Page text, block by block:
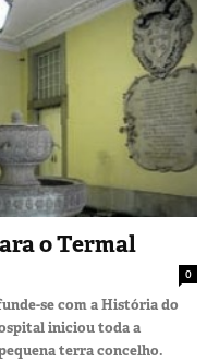
o Termal
0
se com a História do
iniciou toda a
terra concelho.